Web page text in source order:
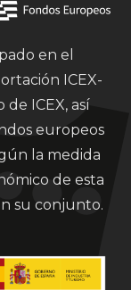
en el
ICEX-
ICEX, así
europeos
la medida
de esta
su conjunto.